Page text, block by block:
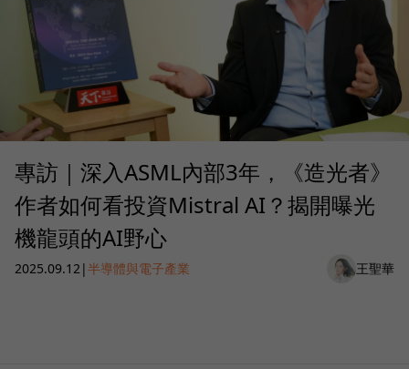
專訪｜深入ASML內部3年，《造光者》
作者如何看投資Mistral AI？揭開曝光
機龍頭的AI野心
2025.09.12|半導體與電子產業 王聖華